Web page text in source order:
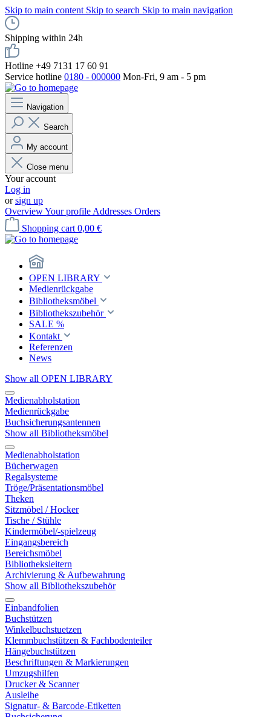
Skip to main content Skip to search Skip to main navigation
Shipping within 24h
Hotline +49 7131 17 60 91
Service hotline 0180 - 000000 Mon-Fri, 9 am - 5 pm
Navigation
Search
My account
Close menu
Your account
Log in
orsign up
OverviewYour profile Addresses Orders
Shopping cart 0,00 €
OPEN LIBRARY
Medienrückgabe
Bibliotheksmöbel
Bibliothekszubehör
SALE %
Kontakt
Referenzen
News
Show all OPEN LIBRARY
Medienabholstation
Medienrückgabe
Buchsicherungsantennen
Show all Bibliotheksmöbel
Medienabholstation
Bücherwagen
Regalsysteme
Tröge/Präsentationsmöbel
Theken
Sitzmöbel / Hocker
Tische / Stühle
Kindermöbel/-spielzeug
Eingangsbereich
Bereichsmöbel
Bibliotheksleitern
Archivierung & Aufbewahrung
Show all Bibliothekszubehör
Einbandfolien
Buchstützen
Winkelbuchstuetzen
Klemmbuchstützen & Fachbodenteiler
Hängebuchstützen
Beschriftungen & Markierungen
Umzugshilfen
Drucker & Scanner
Ausleihe
Signatur- & Barcode-Etiketten